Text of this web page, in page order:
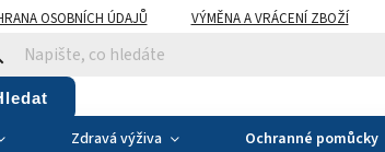
OSOBNÍCH ÚDAJŮ VÝMĚNA A VRÁCENÍ ZBOŽÍ
Zdravá výživa Ochranné pomůcky